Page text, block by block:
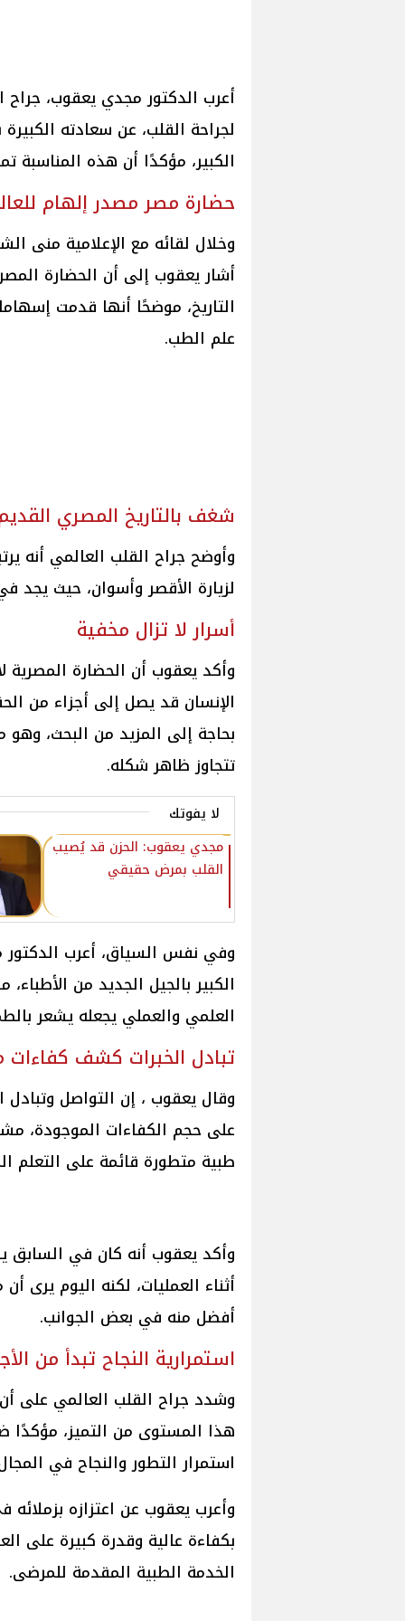
أعرب الدكتور مجدي يعقوب،
لجراحة القلب، عن سعادته
الكبير، مؤكدًا أن هذه المناسبة
حضارة مصر مصدر إلهام
أشار يعقوب إلى أن الحضارة
التاريخ، موضحًا أنها قدمت
علم الطب.
شغف بالتاريخ المصري
وأوضح جراح القلب العالمي أنه
لزيارة الأقصر وأسوان، حيث يجد
أسرار لا تزال مخفية
وأكد يعقوب أن الحضارة المصرية
الإنسان قد يصل إلى أجزاء من
بحاجة إلى المزيد من البحث،
تتجاوز ظاهر شكله.
لا يفوتك
مجدي يعقوب: الحزن قد يُصيب
القلب بمرض حقيقي
وفي نفس السياق، أعرب الدكتور
الكبير بالجيل الجديد من
العلمي والعملي يجعله يشعر
تبادل الخبرات كشف كفاءات
وقال يعقوب ، إن التواصل وتبادل
على حجم الكفاءات الموجودة،
طبية متطورة قائمة على التعلم
وأكد يعقوب أنه كان في السابق
أثناء العمليات، لكنه اليوم يرى
أفضل منه في بعض الجوانب.
استمرارية النجاح تبدأ من
وشدد جراح القلب العالمي على
هذا المستوى من التميز، مؤكدًا
استمرار التطور والنجاح في
وأعرب يعقوب عن اعتزازه
بكفاءة عالية وقدرة كبيرة
الخدمة الطبية المقدمة للمرضى.